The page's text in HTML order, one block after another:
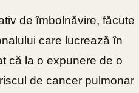
de îmbolnăvire, făcute
care lucrează în
că la o expunere de o
de cancer pulmonar